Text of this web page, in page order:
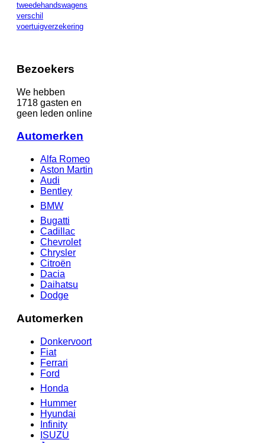
tweedehandswagens
verschil
voertuigverzekering
Bezoekers
We hebben
1718 gasten en
geen leden online
Automerken
Alfa Romeo
Aston Martin
Audi
Bentley
BMW
Bugatti
Cadillac
Chevrolet
Chrysler
Citroën
Dacia
Daihatsu
Dodge
Automerken
Donkervoort
Fiat
Ferrari
Ford
Honda
Hummer
Hyundai
Infinity
ISUZU